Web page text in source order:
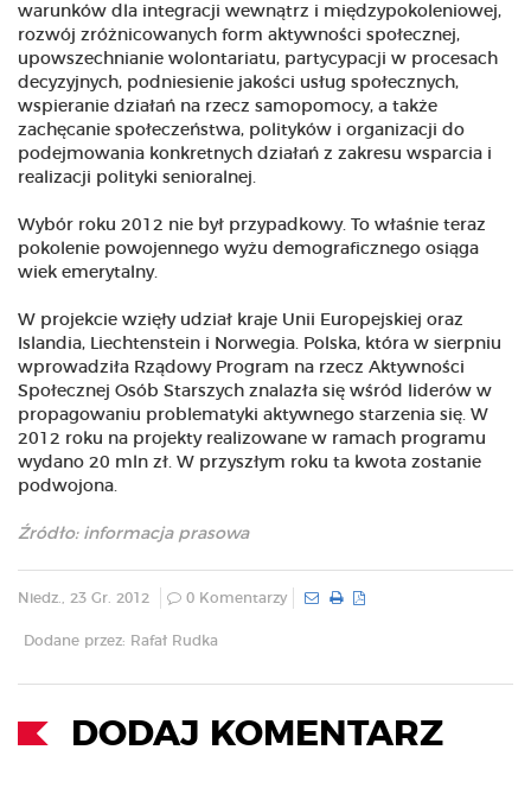
warunków dla integracji wewnątrz i międzypokoleniowej,
rozwój zróżnicowanych form aktywności społecznej,
upowszechnianie wolontariatu, partycypacji w procesach
decyzyjnych, podniesienie jakości usług społecznych,
wspieranie działań na rzecz samopomocy, a także
zachęcanie społeczeństwa, polityków i organizacji do
podejmowania konkretnych działań z zakresu wsparcia i
realizacji polityki senioralnej.
Wybór roku 2012 nie był przypadkowy. To właśnie teraz
pokolenie powojennego wyżu demograficznego osiąga
wiek emerytalny.
W projekcie wzięły udział kraje Unii Europejskiej oraz
Islandia, Liechtenstein i Norwegia. Polska, która w sierpniu
wprowadziła Rządowy Program na rzecz Aktywności
Społecznej Osób Starszych znalazła się wśród liderów w
propagowaniu problematyki aktywnego starzenia się. W
2012 roku na projekty realizowane w ramach programu
wydano 20 mln zł. W przyszłym roku ta kwota zostanie
podwojona.
Źródło: informacja prasowa
Niedz., 23 Gr. 2012 0 Komentarzy
Dodane przez: Rafał Rudka
DODAJ KOMENTARZ